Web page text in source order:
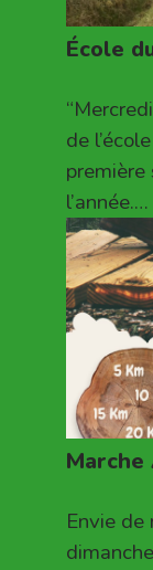
École
de
première
l’année.…
Envie de